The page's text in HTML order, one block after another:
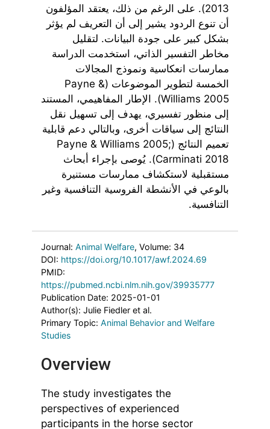
2013). على الرغم من ذلك، يعتقد المؤلفون
أن تنوع الردود يشير إلى أن التعريف لم يؤثر
بشكل كبير على جودة البيانات. لتقليل
مخاطر التفسير الذاتي، استخدمت الدراسة
ممارسات انعكاسية ونموذج المجالات
الخمسة لتطوير الموضوعات (Payne &
Williams 2005). الإطار المفاهيمي، المستند
إلى منظور تفسيري، يهدف إلى تسهيل نقل
النتائج إلى سياقات أخرى، وبالتالي دعم قابلية
تعميم النتائج (Payne & Williams 2005;
Carminati 2018). يُوصى بإجراء أبحاث
مستقبلية لاستكشاف ممارسات مستنيرة
بالوعي في الأنشطة الفروسية التنافسية وغير
التنافسية.
Journal: Animal Welfare, Volume: 34
DOI: https://doi.org/10.1017/awf.2024.69
PMID:
https://pubmed.ncbi.nlm.nih.gov/39935777
Publication Date: 2025-01-01
Author(s): Julie Fiedler et al.
Primary Topic: Animal Behavior and Welfare
Studies
Overview
The study investigates the
perspectives of experienced
participants in the horse sector